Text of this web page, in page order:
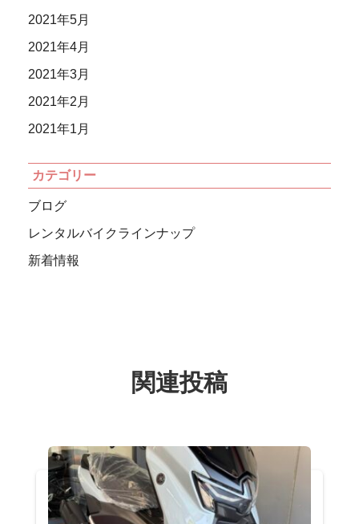
2021年5月
2021年4月
2021年3月
2021年2月
2021年1月
カテゴリー
ブログ
レンタルバイクラインナップ
新着情報
関連投稿